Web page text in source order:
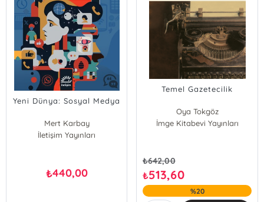
Yeni Dünya: Sosyal Medya
Mert Karbay
İletişim Yayınları
₺440,00
Temel Gazetecilik
Oya Tokgöz
İmge Kitabevi Yayınları
₺642,00
₺513,60
%20